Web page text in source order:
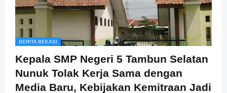
BERITA BEKASI
Kepala SMP Negeri 5 Tambun Selatan
Nunuk Tolak Kerja Sama dengan
Media Baru, Kebijakan Kemitraan Jadi